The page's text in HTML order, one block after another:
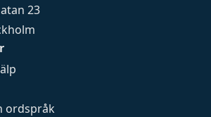
ordspråk
23